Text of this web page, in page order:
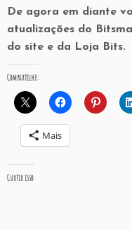
De agora em diante
atualizações do
do site e da Loja Bits.
Compartilhe:
Mais
Curtir isso: